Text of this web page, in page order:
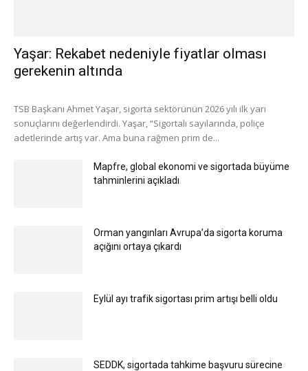
Yaşar: Rekabet nedeniyle fiyatlar olması
gerekenin altında
TSB Başkanı Ahmet Yaşar, sigorta sektörünün 2026 yılı ilk yarı
sonuçlarını değerlendirdi. Yaşar, “Sigortalı sayılarında, poliçe
adetlerinde artış var. Ama buna rağmen prim de...
Mapfre, global ekonomi ve sigortada büyüme
tahminlerini açıkladı
Orman yangınları Avrupa’da sigorta koruma
açığını ortaya çıkardı
Eylül ayı trafik sigortası prim artışı belli oldu
SEDDK, sigortada tahkime başvuru sürecine